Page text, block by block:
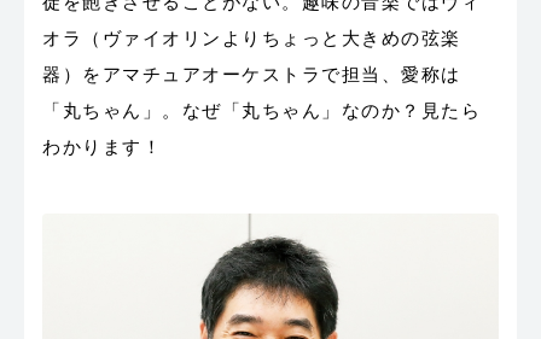
オラ（ヴァイオリンよりちょっと大きめの弦楽
器）をアマチュアオーケストラで担当、愛称は
「丸ちゃん」。なぜ「丸ちゃん」なのか？見たら
わかります！